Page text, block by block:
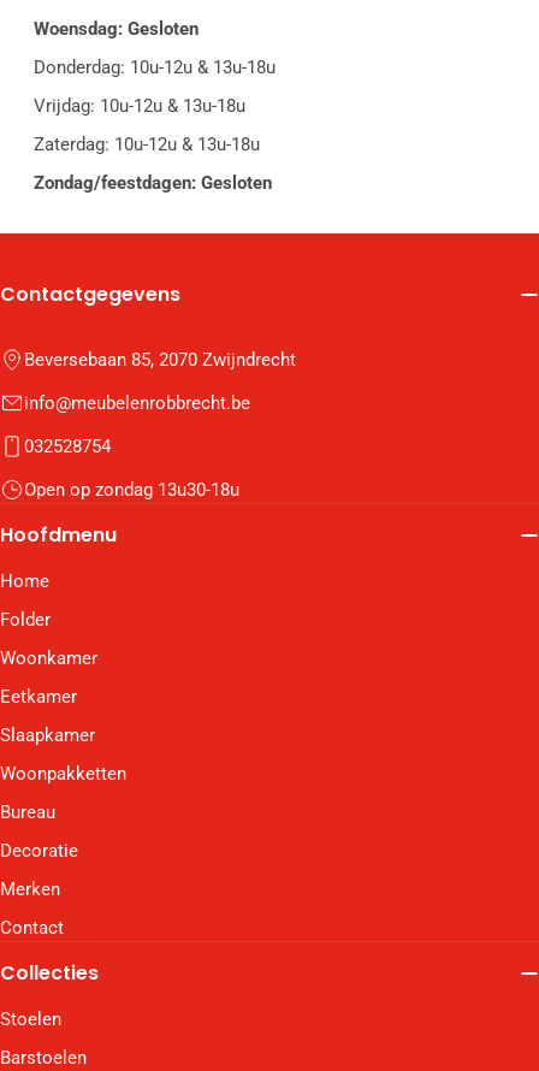
Woensdag: Gesloten
Donderdag: 10u-12u & 13u-18u
Vrijdag: 10u-12u & 13u-18u
Zaterdag: 10u-12u & 13u-18u
Zondag/feestdagen: Gesloten
Contactgegevens
Beversebaan 85, 2070 Zwijndrecht
info@meubelenrobbrecht.be
032528754
Open op zondag 13u30-18u
Hoofdmenu
Home
Folder
Woonkamer
Eetkamer
Slaapkamer
Woonpakketten
Bureau
Decoratie
Merken
Contact
Collecties
Stoelen
Barstoelen